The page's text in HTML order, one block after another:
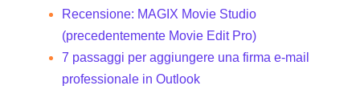
Recensione: MAGIX Movie Studio
(precedentemente Movie Edit Pro)
7 passaggi per aggiungere una firma e-mail
professionale in Outlook